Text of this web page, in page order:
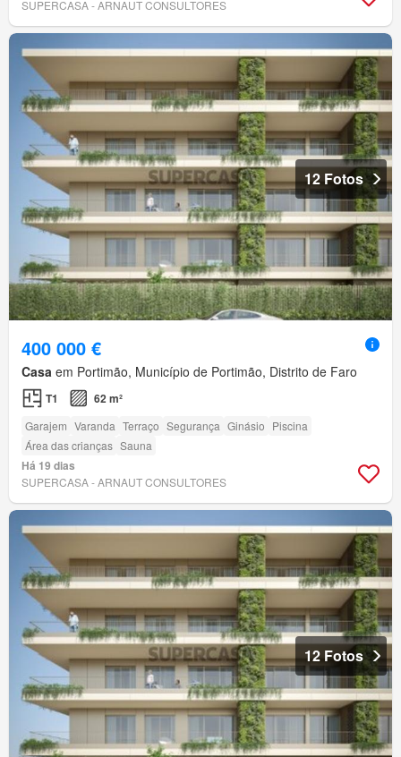
SUPERCASA - ARNAUT CONSULTORES
12 Fotos
400 000 €
Casa em Portimão, Município de Portimão, Distrito de Faro
T1 62 m²
Garajem Varanda Terraço Segurança Ginásio Piscina
Área das crianças Sauna
Há 19 dias
SUPERCASA - ARNAUT CONSULTORES
12 Fotos